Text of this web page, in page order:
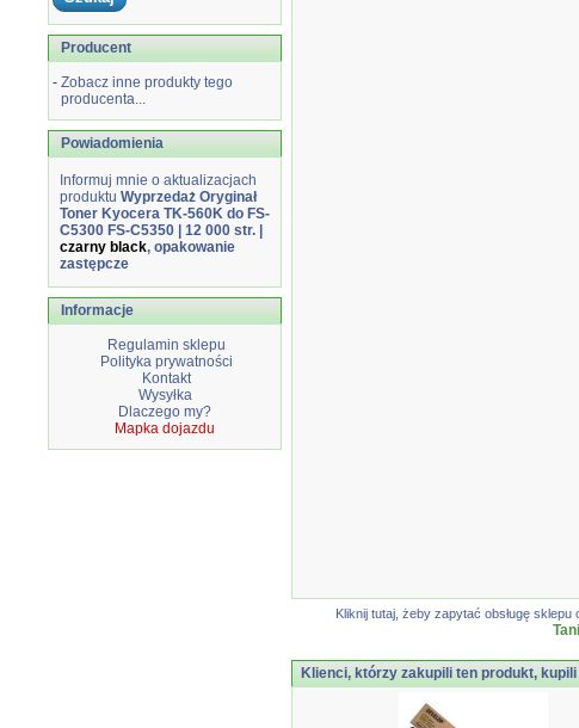
Producent
- Zobacz inne produkty tego
producenta...
Powiadomienia
Informuj mnie o aktualizacjach
produktu Wyprzedaż Oryginał
Toner Kyocera TK-560K do FS-
C5300 FS-C5350 | 12 000 str. |
czarny black, opakowanie
zastępcze
Informacje
Regulamin sklepu
Polityka prywatności
Kontakt
Wysyłka
Dlaczego my?
Mapka dojazdu
Kliknij tutaj, żeby zapytać obsługę
Klienci, którzy zakupili ten produkt,